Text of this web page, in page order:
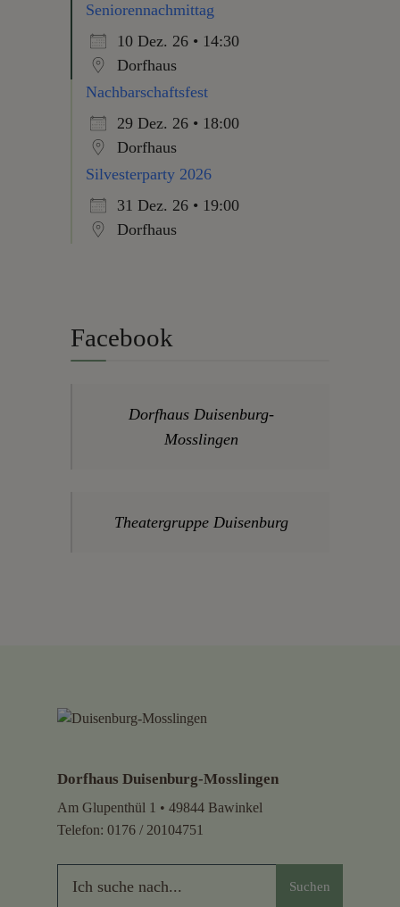
Seniorennachmittag
10 Dez. 26 • 14:30
Dorfhaus
Nachbarschaftsfest
29 Dez. 26 • 18:00
Dorfhaus
Silvesterparty 2026
31 Dez. 26 • 19:00
Dorfhaus
Facebook
Dorfhaus Duisenburg-
Mosslingen
Theatergruppe Duisenburg
Dorfhaus Duisenburg-Mosslingen
Am Glupenthül 1 • 49844 Bawinkel
Telefon: 0176 / 20104751
Suchen